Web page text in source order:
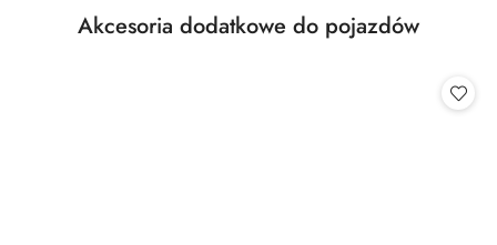
Pomiń karuzelę produktów
Produkty
Akcesoria dodatkowe do pojazdów